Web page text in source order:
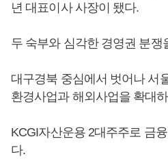
년 대표이사 사장이 됐다.
두 숙부와 심각한 경영권 분쟁
대구경북 중심에서 벗어나 서
환경사업과 해외사업을 확대
KCGI자산운용 2대주주로 금
다.